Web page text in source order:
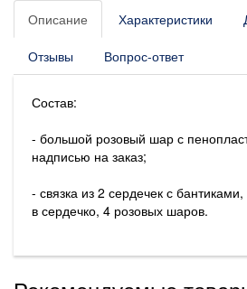
Описание Характеристики
Отзывы Вопрос-ответ
Состав:
- большой розовый шар с
надписью на заказ;
- связка из 2 сердечек с
в сердечко, 4 розовых шаров.